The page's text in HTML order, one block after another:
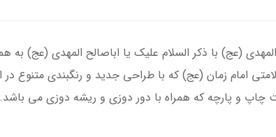
(عج) با ذکر السلام علیک یا اباصالح المهدی (عج)
امام زمان (عج) که با طراحی جدید و رنگبندی متنوع
چاپ و پارچه که همراه با دور دوزی و ریشه دوزی می